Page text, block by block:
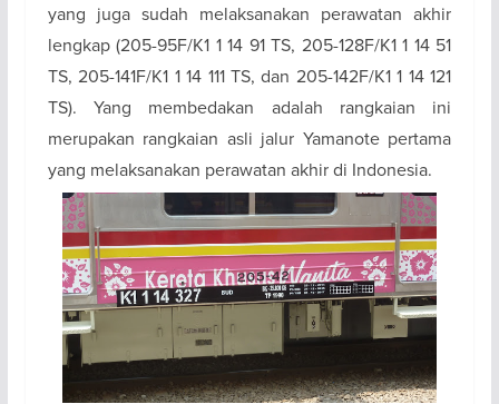
yang juga sudah melaksanakan perawatan akhir
lengkap (205-95F/K1 1 14 91 TS, 205-128F/K1 1 14 51
TS, 205-141F/K1 1 14 111 TS, dan 205-142F/K1 1 14 121
TS). Yang membedakan adalah rangkaian ini
merupakan rangkaian asli jalur Yamanote pertama
yang melaksanakan perawatan akhir di Indonesia.